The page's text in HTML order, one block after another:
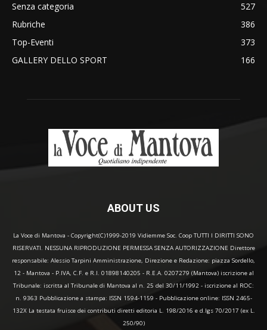
Senza categoria
527
Rubriche
386
Top-Eventi
373
GALLERY DELLO SPORT
166
ABOUT US
La Voce di Mantova - Copyright(C)1999-2019 Vidiemme Soc. Coop TUTTI I DIRITTI SONO
RISERVATI. NESSUNA RIPRODUZIONE PERMESSA SENZA AUTORIZZAZIONE Direttore
responsabile: Alessio Tarpini Amministrazione, Direzione e Redazione: piazza Sordello,
12 - Mantova - P.IVA, C.F. e R.I. 01898140205 - R.E.A. 0207279 (Mantova) iscrizione al
Tribunale: iscritta al Tribunale di Mantova al n. 25 del 30/11/1992 - iscrizione al ROC:
n. 9363 Pubblicazione a stampa: ISSN 1594-1159 - Pubblicazione online: ISSN 2465-
132X La testata fruisce dei contributi diretti editoria L. 198/2016 e d.lgs 70/2017 (ex L.
250/90)